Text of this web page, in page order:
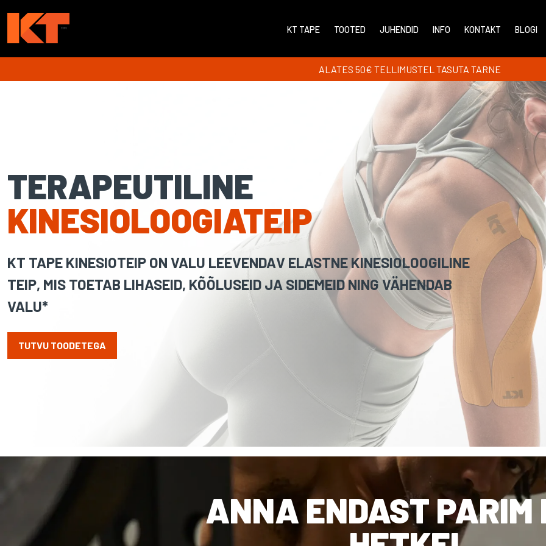
KT TAPE TOOTED JUHENDID INFO KONTAKT BLOGI
ALATES 50€ TELLIMUSTEL TASUTA TARNE
TERAPEUTILINE
KINESIOLOOGIATEIP
KT TAPE KINESIOTEIP ON VALU LEEVENDAV ELASTNE KINESIOLOOGILINE
TEIP, MIS TOETAB LIHASEID, KÕÕLUSEID JA SIDEMEID NING VÄHENDAB
VALU*
TUTVU TOODETEGA
ANNA ENDAST PARIM